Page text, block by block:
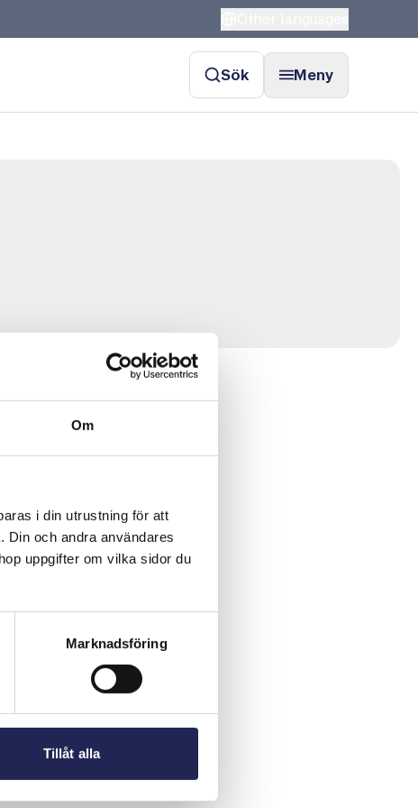
Om
i din utrustning för att
Din och andra användares
uppgifter om vilka sidor du
Marknadsföring
Tillåt alla
Sök Meny